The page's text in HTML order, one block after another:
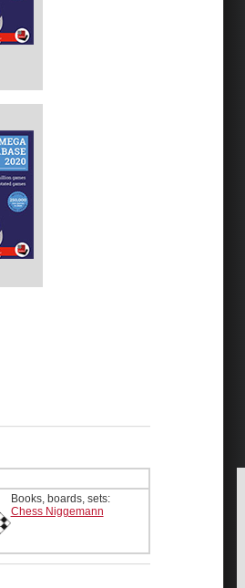
Books, boards, sets:
Chess Niggemann